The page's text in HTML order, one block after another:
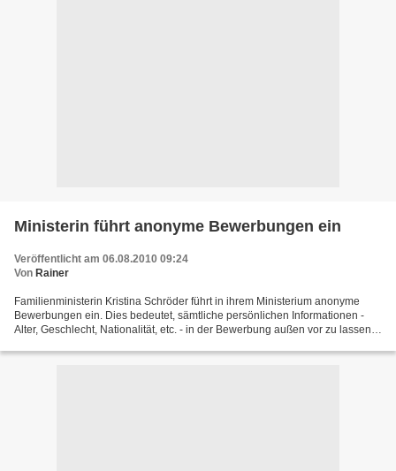
Ministerin führt anonyme Bewerbungen ein
Veröffentlicht am 06.08.2010 09:24
Von Rainer
Familienministerin Kristina Schröder führt in ihrem Ministerium anonyme
Bewerbungen ein. Dies bedeutet, sämtliche persönlichen Informationen -
Alter, Geschlecht, Nationalität, etc. - in der Bewerbung außen vor zu lassen.